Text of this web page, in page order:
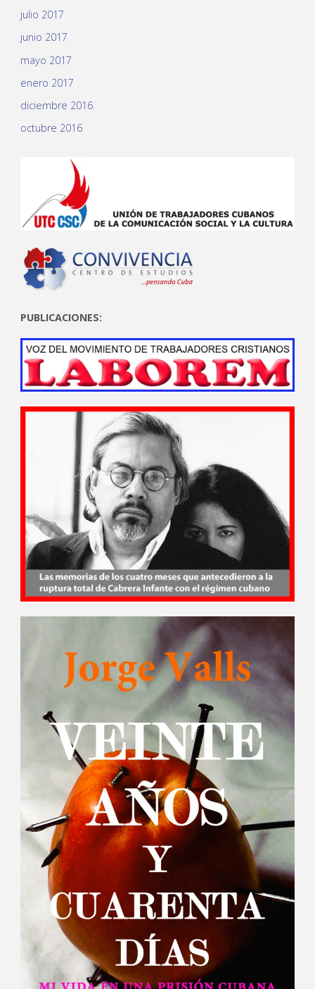
julio 2017
junio 2017
mayo 2017
enero 2017
diciembre 2016
octubre 2016
PUBLICACIONES: